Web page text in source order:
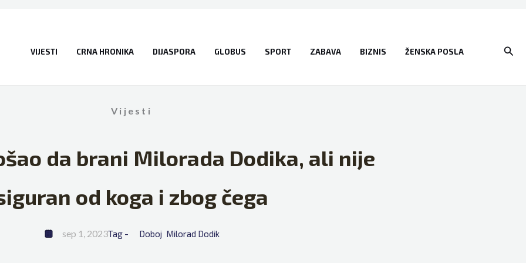
VIJESTI CRNA HRONIKA DIJASPORA GLOBUS SPORT ZABAVA BIZNIS ŽENSKA POSLA
Vijesti
da brani Milorada Dodika, ali nije
od koga i zbog čega
sep 1, 2023Tag - Doboj Milorad Dodik